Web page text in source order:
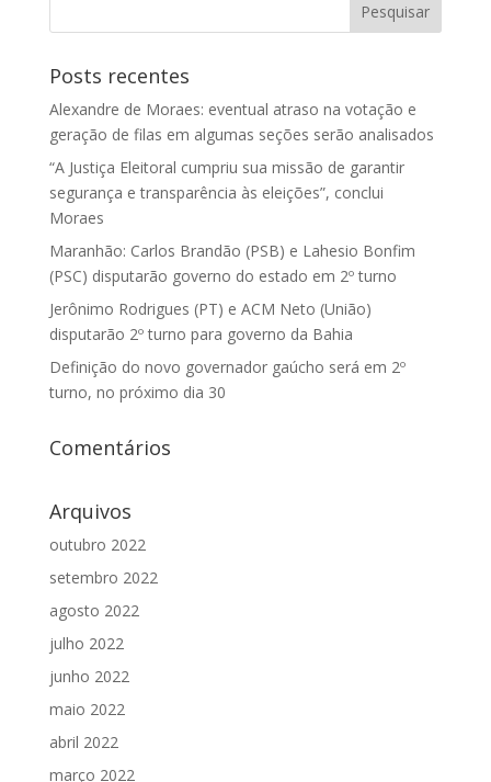
Posts recentes
Alexandre de Moraes: eventual atraso na votação e
geração de filas em algumas seções serão analisados
“A Justiça Eleitoral cumpriu sua missão de garantir
segurança e transparência às eleições”, conclui
Moraes
Maranhão: Carlos Brandão (PSB) e Lahesio Bonfim
(PSC) disputarão governo do estado em 2º turno
Jerônimo Rodrigues (PT) e ACM Neto (União)
disputarão 2º turno para governo da Bahia
Definição do novo governador gaúcho será em 2º
turno, no próximo dia 30
Comentários
Arquivos
outubro 2022
setembro 2022
agosto 2022
julho 2022
junho 2022
maio 2022
abril 2022
março 2022